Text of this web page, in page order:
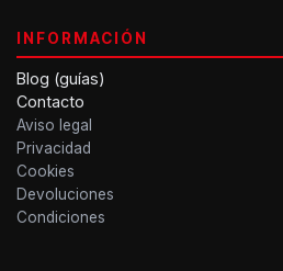
INFORMACIÓN
Blog (guías)
Contacto
Aviso legal
Privacidad
Cookies
Devoluciones
Condiciones